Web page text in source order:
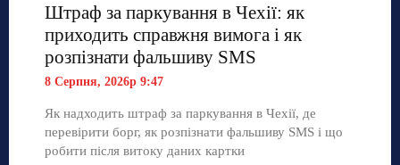
Штраф за паркування в Чехії: як
приходить справжня вимога і як
розпізнати фальшиву SMS
8 Серпня, 2026р 9:47
Як надходить штраф за паркування в Чехії, де
перевірити борг, як розпізнати фальшиву SMS і що
робити після витоку даних картки